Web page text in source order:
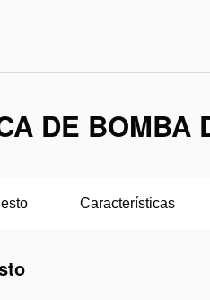
DE BOMBA
Características